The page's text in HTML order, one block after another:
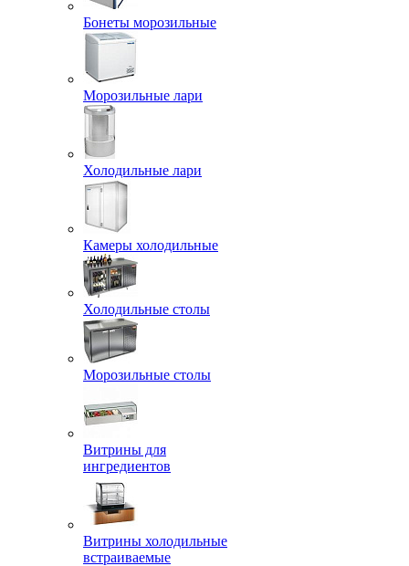
Бонеты морозильные
Морозильные лари
Холодильные лари
Камеры холодильные
Холодильные столы
Морозильные столы
Витрины для
ингредиентов
Витрины холодильные
встраиваемые